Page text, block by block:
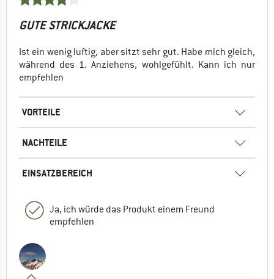
GUTE STRICKJACKE
Ist ein wenig luftig, aber sitzt sehr gut. Habe mich gleich,
während des 1. Anziehens, wohlgefühlt. Kann ich nur
empfehlen
VORTEILE
NACHTEILE
EINSATZBEREICH
Ja, ich würde das Produkt einem Freund
empfehlen